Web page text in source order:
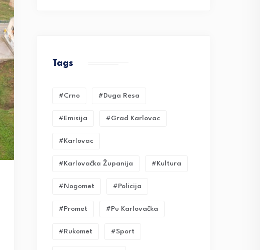
Tags
#crno #duga Resa
#emisija #grad Karlovac
#karlovac
#karlovačka Županija #kultura
#nogomet #policija
#promet #pu Karlovačka
#rukomet #sport